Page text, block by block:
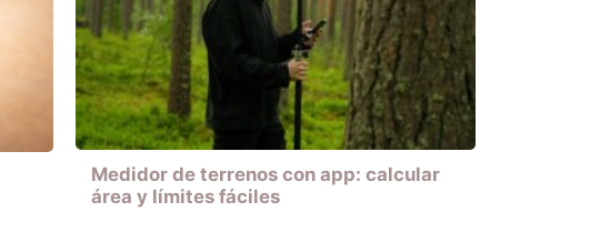
Medidor de terrenos con app: calcular
área y límites fáciles